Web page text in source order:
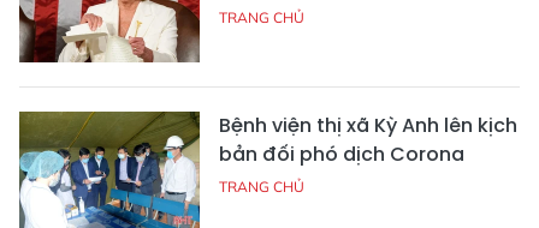
TRANG CHỦ
Bệnh viện thị xã Kỳ Anh lên kịch
bản đối phó dịch Corona
TRANG CHỦ